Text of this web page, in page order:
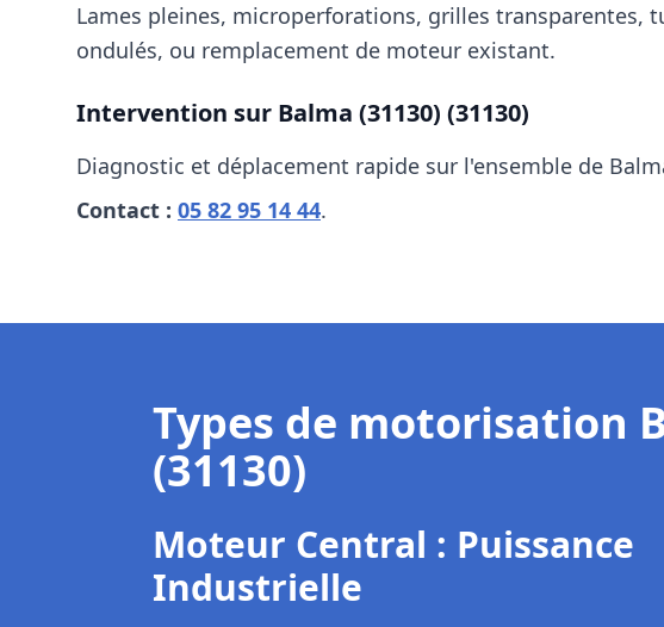
Lames pleines, microperforations, grilles transparentes,
ondulés, ou remplacement de moteur existant.
Intervention sur Balma (31130) (31130)
Diagnostic et déplacement rapide sur l'ensemble de
Contact : 05 82 95 14 44.
Types de motorisation
(31130)
Moteur Central : Puissance
Industrielle